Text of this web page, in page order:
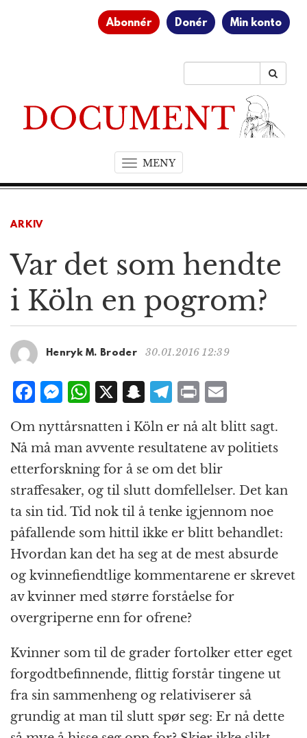
Abonnér Donér Min konto
MENYT
o
a
i
t
n
ARKIV
Var det som hendte
i Köln en pogrom?
Henryk M. Broder 30.01.2016 12:39
F
c
e
b
o
o
k
M
e
ss
e
n
g
e
r
W
at
s
A
p
p
X S
n
a
p
c
h
at
T
e
g
r
a
m
P
ri
n
t
m
ai
l
Om nyttårsnatten i Köln er nå alt blitt sagt.
Nå må man avvente resultatene av politiets
etterforskning for å se om det blir
straffesaker, og til slutt domfellelser. Det kan
ta sin tid. Tid nok til å tenke igjennom noe
påfallende som hittil ikke er blitt behandlet:
Hvordan kan det ha seg at de mest absurde
og kvinnefiendtlige kommentarene er skrevet
av kvinner med større forståelse for
overgriperne enn for ofrene?
Kvinner som til de grader fortolker etter eget
forgodtbefinnende, flittig forstår tingene ut
fra sin sammenheng og relativiserer så
grundig at man til slutt spør seg: Er nå dette